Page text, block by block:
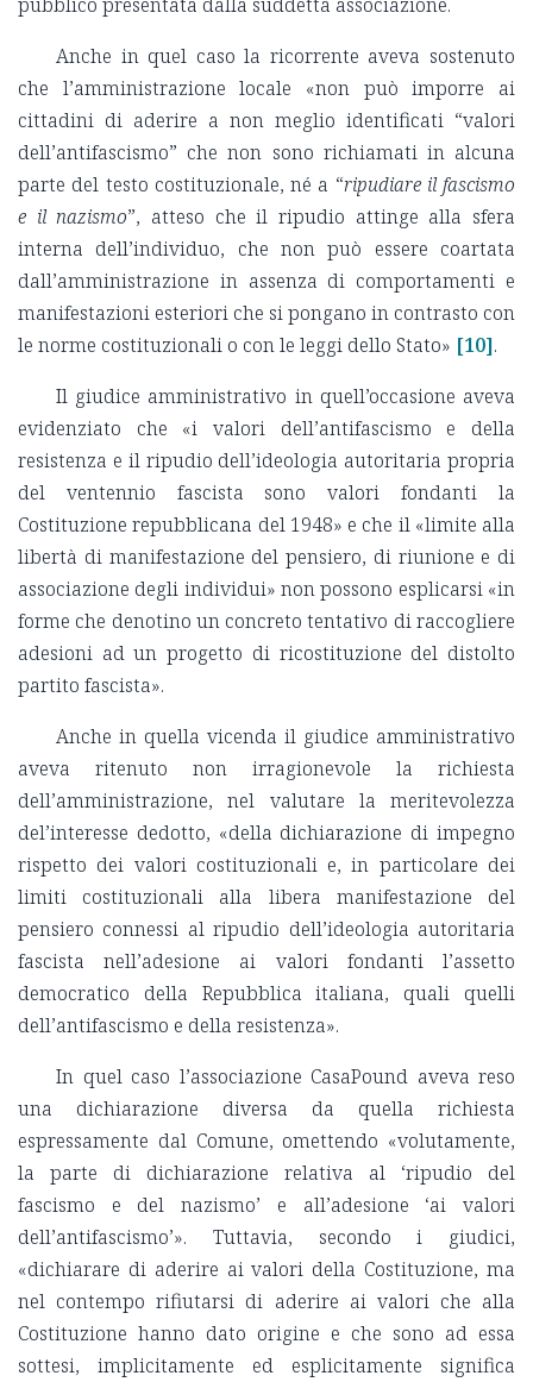
Anche in quel caso la ricorrente aveva sostenuto
che l’amministrazione locale «non può imporre ai
cittadini di aderire a non meglio identificati “valori
dell’antifascismo” che non sono richiamati in alcuna
parte del testo costituzionale, né a “ripudiare il fascismo
e il nazismo”, atteso che il ripudio attinge alla sfera
interna dell’individuo, che non può essere coartata
dall’amministrazione in assenza di comportamenti e
manifestazioni esteriori che si pongano in contrasto con
le norme costituzionali o con le leggi dello Stato» [10].
Il giudice amministrativo in quell’occasione aveva
evidenziato che «i valori dell’antifascismo e della
resistenza e il ripudio dell’ideologia autoritaria propria
del ventennio fascista sono valori fondanti la
Costituzione repubblicana del 1948» e che il «limite alla
libertà di manifestazione del pensiero, di riunione e di
associazione degli individui» non possono esplicarsi «in
forme che denotino un concreto tentativo di raccogliere
adesioni ad un progetto di ricostituzione del distolto
partito fascista».
Anche in quella vicenda il giudice amministrativo
aveva ritenuto non irragionevole la richiesta
dell’amministrazione, nel valutare la meritevolezza
del’interesse dedotto, «della dichiarazione di impegno
rispetto dei valori costituzionali e, in particolare dei
limiti costituzionali alla libera manifestazione del
pensiero connessi al ripudio dell’ideologia autoritaria
fascista nell’adesione ai valori fondanti l’assetto
democratico della Repubblica italiana, quali quelli
dell’antifascismo e della resistenza».
In quel caso l’associazione CasaPound aveva reso
una dichiarazione diversa da quella richiesta
espressamente dal Comune, omettendo «volutamente,
la parte di dichiarazione relativa al ‘ripudio del
fascismo e del nazismo’ e all’adesione ‘ai valori
dell’antifascismo’». Tuttavia, secondo i giudici,
«dichiarare di aderire ai valori della Costituzione, ma
nel contempo rifiutarsi di aderire ai valori che alla
Costituzione hanno dato origine e che sono ad essa
sottesi, implicitamente ed esplicitamente significa